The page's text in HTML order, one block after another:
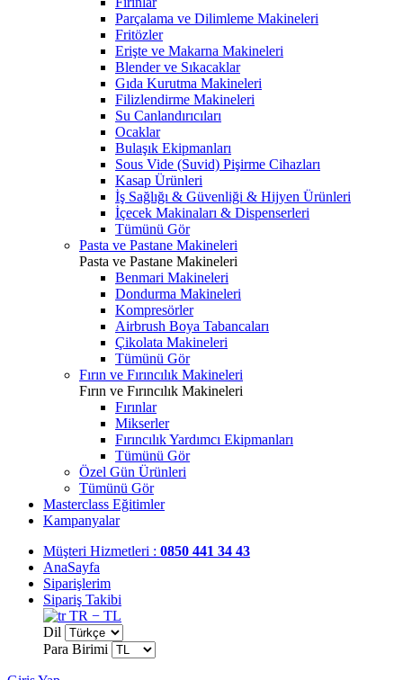
Parçalama ve Dilimleme Makineleri
Fritözler
Erişte ve Makarna Makineleri
Blender ve Sıkacaklar
Gıda Kurutma Makineleri
Filizlendirme Makineleri
Su Canlandırıcıları
Ocaklar
Bulaşık Ekipmanları
Sous Vide (Suvid) Pişirme Cihazları
Kasap Ürünleri
İş Sağlığı & Güvenliği & Hijyen Ürünleri
İçecek Makinaları & Dispenserleri
Tümünü Gör
Pasta ve Pastane Makineleri
Pasta ve Pastane Makineleri
Benmari Makineleri
Dondurma Makineleri
Kompresörler
Airbrush Boya Tabancaları
Çikolata Makineleri
Tümünü Gör
Fırın ve Fırıncılık Makineleri
Fırın ve Fırıncılık Makineleri
Fırınlar
Mikserler
Fırıncılık Yardımcı Ekipmanları
Tümünü Gör
Özel Gün Ürünleri
Tümünü Gör
Masterclass Eğitimler
Kampanyalar
Müşteri Hizmetleri : 0850 441 34 43
AnaSayfa
Siparişlerim
Sipariş Takibi
TR − TL
Dil
Para Birimi